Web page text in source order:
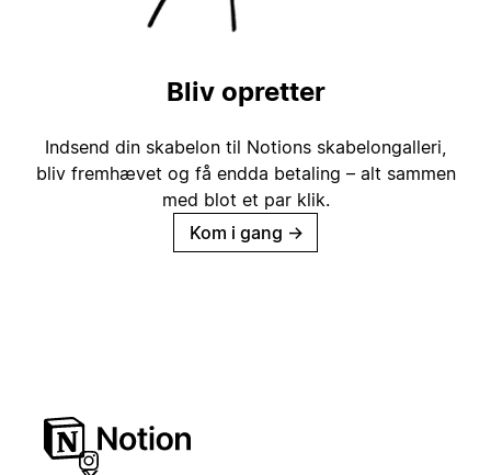
Bliv opretter
Indsend din skabelon til Notions skabelongalleri,
bliv fremhævet og få endda betaling – alt sammen
med blot et par klik.
Kom i gang →